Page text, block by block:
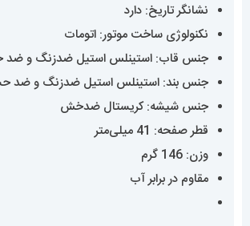
نشانگر تاریخ: دارد
نکنولوژی ساخت موتور: اتومات
جنس قاب: استینلس استیل ضدزنگ و
جنس بند: استینلس استیل ضدزنگ و ضد
جنس شیشه: کریستال ضدخش
قطر صفحه: 41 میلی‌متر
وزن: 146 گرم
مقاوم در برابر آب